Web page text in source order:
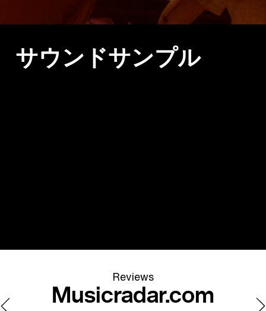
サウンドサンプル
Reviews
Musicradar.com